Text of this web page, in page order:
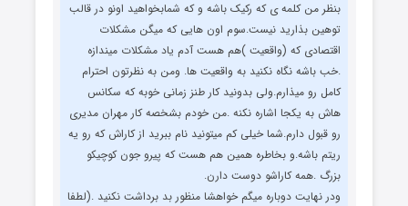
بنظر من کلمه ی که رکیک باشه و که شمابخواهید اونو در قالب
توهین بذارید نیست.سوم اون هایی که میگن مشکلات
اقتصادی که (واقعیت )هم هست آدم یاد مشکلات میندازه
.خب باشه نگاه نکنید به واقعیت ها. ومن به نظرتون احترام
کامل رو میذارم.ولی بدونید کار طنز زمانی خوبه که سکانس
هاش به یکجا اشاره نکنه .من خودم بشخصه کار مهران مدیری
رو قبول دارم.شما خیلی کم میتونید نام ببرید از کاراش که رو یه
ریتم باشه.و بخاطره همین هم هست که پیرو جون کوچیکو
بزرگ .همه کاراشو دوست دارن.
ودر نهایت دوباره میگم خواهشا منظور بد برداشت نکنید .(لطفا